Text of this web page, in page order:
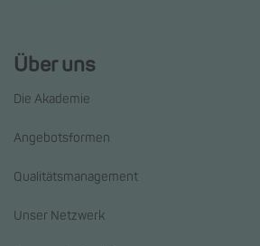
Über uns
Die Akademie
Angebotsformen
Qualitätsmanagement
Unser Netzwerk